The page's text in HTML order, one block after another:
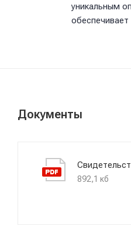
уникальным
Документы
892,1 кб